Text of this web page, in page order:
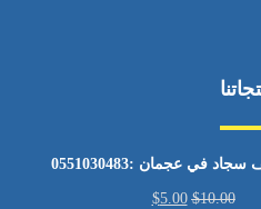
في عجمان :0551030483
$10.00
$5.00